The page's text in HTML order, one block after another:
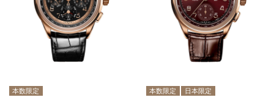
本数限定 本数限定 日本限定